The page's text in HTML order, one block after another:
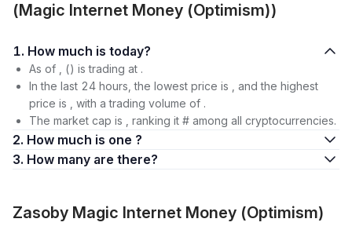
(Magic Internet Money (Optimism))
1. How much is today?
As of , () is trading at .
In the last 24 hours, the lowest price is , and the highest
price is , with a trading volume of .
The market cap is , ranking it # among all cryptocurrencies.
2. How much is one ?
3. How many are there?
Zasoby Magic Internet Money (Optimism)